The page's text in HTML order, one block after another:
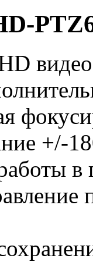
+/-
в